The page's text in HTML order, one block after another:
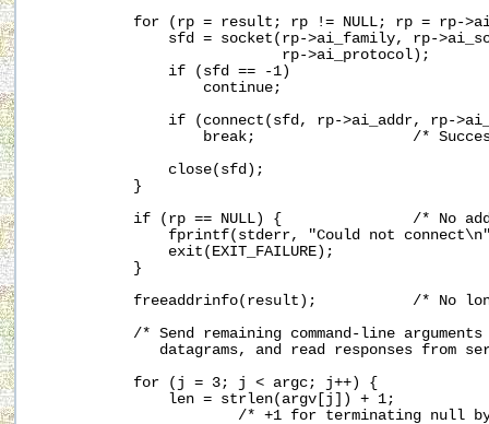
for (rp = result; rp != NULL; rp = rp-
sfd = socket(rp->ai_family, rp-
                            rp->ai_protocol);
               if (sfd == -1)
                   continue;
if (connect(sfd, rp->ai_addr, rp-
break;                  /*
               close(sfd);
           }
if (rp == NULL) {               /* No
fprintf(stderr, "Could not
               exit(EXIT_FAILURE);
           }
freeaddrinfo(result);           /* No
/* Send remaining command-line arguments
datagrams, and read responses from
           for (j = 3; j < argc; j++) {
               len = strlen(argv[j]) + 1;
/* +1 for terminating null